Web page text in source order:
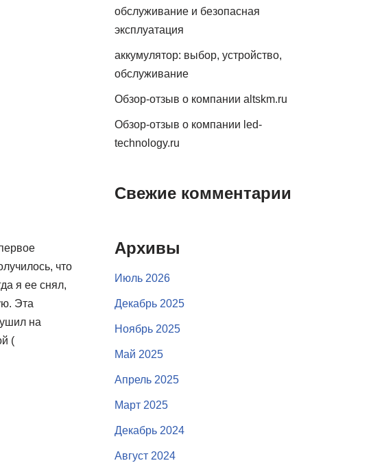
что
я ее снял,
Эта
на
(
обслуживание и безопасная
эксплуатация
аккумулятор: выбор, устройство,
обслуживание
Обзор-отзыв о компании altskm.ru
Обзор-отзыв о компании led-
technology.ru
Свежие комментарии
Архивы
Июль 2026
Декабрь 2025
Ноябрь 2025
Май 2025
Апрель 2025
Март 2025
Декабрь 2024
Август 2024